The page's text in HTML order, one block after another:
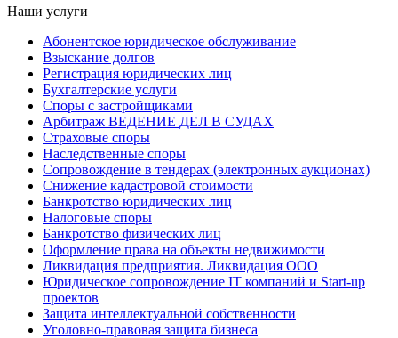
Наши услуги
Абонентское юридическое обслуживание
Взыскание долгов
Регистрация юридических лиц
Бухгалтерские услуги
Споры с застройщиками
Арбитраж ВЕДЕНИЕ ДЕЛ В СУДАХ
Страховые споры
Наследственные споры
Сопровождение в тендерах (электронных аукционах)
Снижение кадастровой стоимости
Банкротство юридических лиц
Налоговые споры
Банкротство физических лиц
Оформление права на объекты недвижимости
Ликвидация предприятия. Ликвидация ООО
Юридическое сопровождение IT компаний и Start-up
проектов
Защита интеллектуальной собственности
Уголовно-правовая защита бизнеса